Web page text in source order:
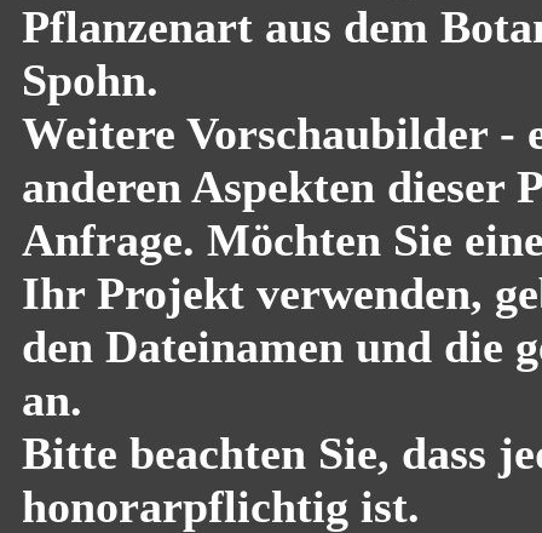
Pflanzenart aus dem
Spohn.
Weitere Vorschaubilder -
anderen Aspekten dieser
Anfrage. Möchten Sie
Ihr Projekt verwenden,
den Dateinamen und die
an.
Bitte beachten Sie, dass
honorarpflichtig ist.